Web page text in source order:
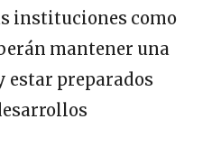
instituciones como
mantener una
estar preparados